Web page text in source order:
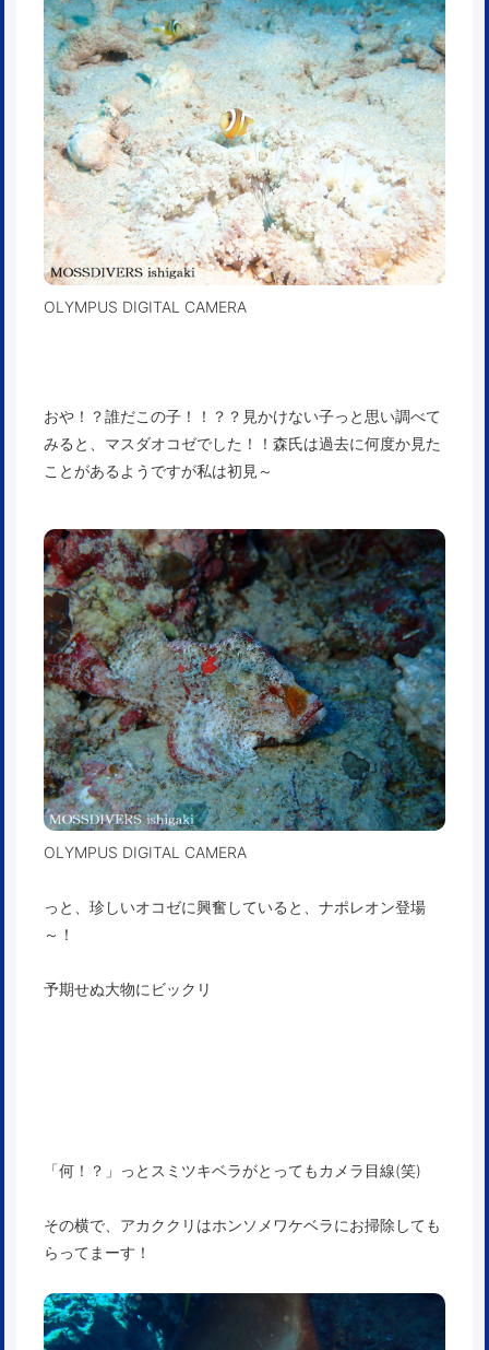
OLYMPUS DIGITAL CAMERA
おや！？誰だこの子！！？？見かけない子っと思い調べて
みると、マスダオコゼでした！！森氏は過去に何度か見た
ことがあるようですが私は初見～
OLYMPUS DIGITAL CAMERA
っと、珍しいオコゼに興奮していると、ナポレオン登場
～！
予期せぬ大物にビックリ
「何！？」っとスミツキベラがとってもカメラ目線(笑)
その横で、アカククリはホンソメワケベラにお掃除しても
らってまーす！